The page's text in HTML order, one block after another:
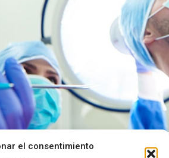
el consentimiento